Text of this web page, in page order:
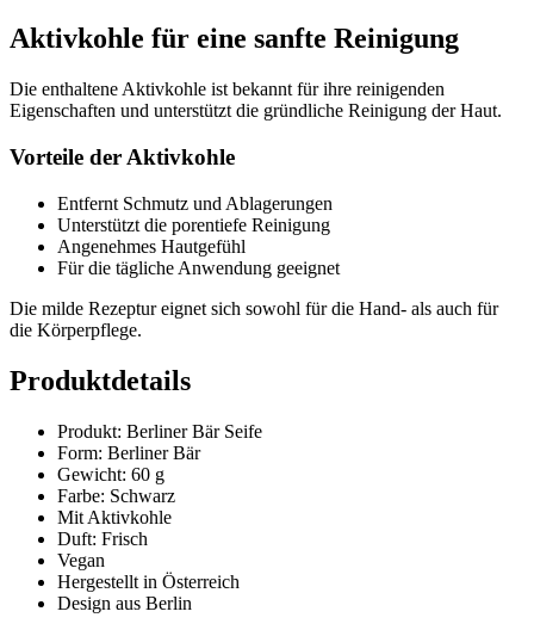
Aktivkohle für eine sanfte Reinigung
Die enthaltene Aktivkohle ist bekannt für ihre reinigenden
Eigenschaften und unterstützt die gründliche Reinigung der Haut.
Vorteile der Aktivkohle
Entfernt Schmutz und Ablagerungen
Unterstützt die porentiefe Reinigung
Angenehmes Hautgefühl
Für die tägliche Anwendung geeignet
Die milde Rezeptur eignet sich sowohl für die Hand- als auch für
die Körperpflege.
Produktdetails
Produkt: Berliner Bär Seife
Form: Berliner Bär
Gewicht: 60 g
Farbe: Schwarz
Mit Aktivkohle
Duft: Frisch
Vegan
Hergestellt in Österreich
Design aus Berlin